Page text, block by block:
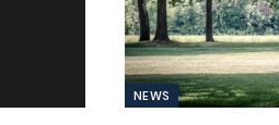
NEWS